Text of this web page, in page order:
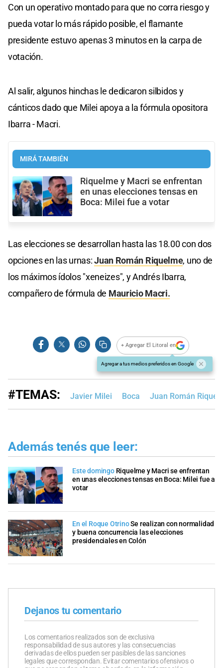
of
seconds
Con un operativo montado para que no corra riesgo y
pueda votar lo más rápido posible, el flamante
presidente estuvo apenas 3 minutos en la carpa de
votación.
Al salir, algunos hinchas le dedicaron silbidos y
cánticos dado que Milei apoya a la fórmula opositora
Ibarra - Macri.
MIRÁ TAMBIÉN
Riquelme y Macri se enfrentan
en unas elecciones tensas en
Boca: Milei fue a votar
Las elecciones se desarrollan hasta las 18.00 con dos
opciones en las urnas:Juan Román Riquelme, uno de
los máximos ídolos "xeneizes", y Andrés Ibarra,
compañero de fórmula de Mauricio Macri.
+ Agregar El Litoral en
Agregar a tus medios preferidos en Google
#TEMAS: Javier Milei Boca Juan Román
Además tenés que leer:
Este domingo Riquelme y Macri se enfrentan
en unas elecciones tensas en Boca: Milei fue a
votar
En el Roque OtrinoSe realizan con normalidad
y buena concurrencia las elecciones
presidenciales en Colón
Dejanos tu comentario
Los comentarios realizados son de exclusiva
responsabilidad de sus autores y las consecuencias
derivadas de ellos pueden ser pasibles de las sanciones
legales que correspondan. Evitar comentarios ofensivos o